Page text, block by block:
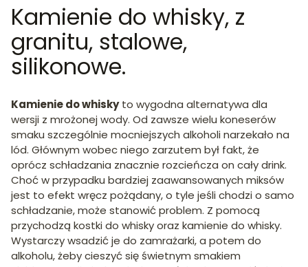
Kamienie do whisky, z
granitu, stalowe,
silikonowe.
Kamienie do whiskyto wygodna alternatywa dla
wersji z mrożonej wody. Od zawsze wielu koneserów
smaku szczególnie mocniejszych alkoholi narzekało na
lód. Głównym wobec niego zarzutem był fakt, że
oprócz schładzania znacznie rozcieńcza on cały drink.
Choć w przypadku bardziej zaawansowanych miksów
jest to efekt wręcz pożądany, o tyle jeśli chodzi o samo
schładzanie, może stanowić problem. Z pomocą
przychodzą kostki do whisky oraz kamienie do whisky.
Wystarczy wsadzić je do zamrażarki, a potem do
alkoholu, żeby cieszyć się świetnym smakiem